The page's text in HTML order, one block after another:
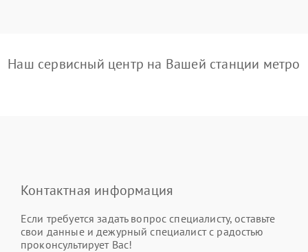
Наш сервисный центр на Вашей станции метро
Контактная информация
Если требуется задать вопрос специалисту, оставьте
свои данные и дежурный специалист с радостью
проконсультирует Вас!